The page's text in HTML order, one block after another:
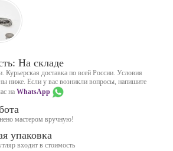
На складе
Курьерская доставка по всей России. Условия
ниже. Если у вас возникли вопросы, напишите
на WhatsApp
мастером вручную!
упаковка
входит в стоимость